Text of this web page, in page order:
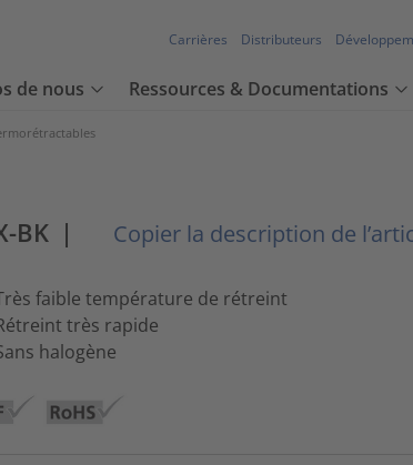
Carrières Distributeurs
de nous Ressources & Documentations
BK | Copier la description de
faible température de rétreint
très rapide
halogène